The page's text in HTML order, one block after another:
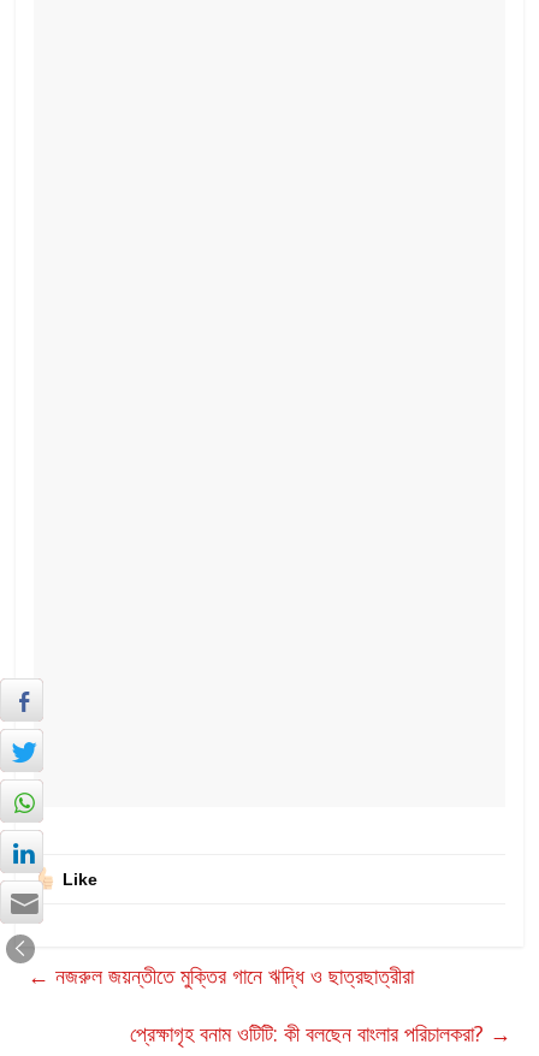
Like
← নজরুল জয়ন্তীতে মুক্তির গানে ঋদ্ধি ও ছাত্রছাত্রীরা
প্রেক্ষাগৃহ বনাম ওটিটি: কী বলছেন বাংলার পরিচালকরা? →